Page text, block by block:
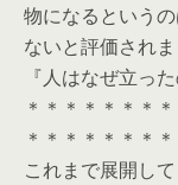
物になるという
ないと評価されま
『人はなぜ立っ
＊＊＊＊＊＊＊
＊＊＊＊＊＊＊＊
これまで展開して